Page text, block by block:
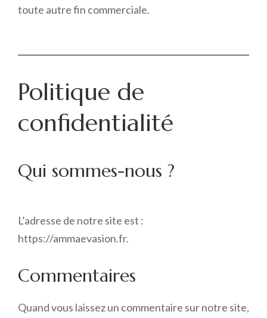
toute autre fin commerciale.
Politique de
confidentialité
Qui sommes-nous ?
L’adresse de notre site est :
https://ammaevasion.fr.
Commentaires
Quand vous laissez un commentaire sur notre site,